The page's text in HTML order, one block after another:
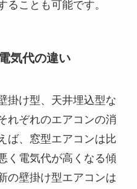
ることも可能です。
気代の違い
掛け型、天井埋込型な
れぞれのエアコンの消
ば、窓型エアコンは比
く電気代が高くなる傾
の壁掛け型エアコンは